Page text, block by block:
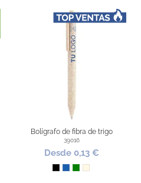
Bolígrafo de fibra de trigo
39016
Desde 0,13 €
Negro
AzulVerdeNatural